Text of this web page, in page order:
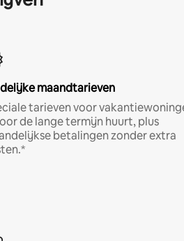
maandtarieven
tarieven voor
de lange termijn huurt, plus
betalingen zonder extra